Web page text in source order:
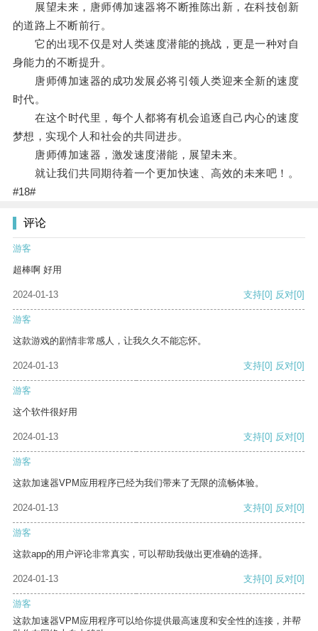
展望未来，唐师傅加速器将不断推陈出新，在科技创新
的道路上不断前行。
它的出现不仅是对人类速度潜能的挑战，更是一种对自
身能力的不断提升。
唐师傅加速器的成功发展必将引领人类迎来全新的速度
时代。
在这个时代里，每个人都将有机会追逐自己内心的速度
梦想，实现个人和社会的共同进步。
唐师傅加速器，激发速度潜能，展望未来。
就让我们共同期待着一个更加快速、高效的未来吧！。
#18#
评论
游客
超棒啊 好用
2024-01-13 支持[0] 反对[0]
游客
这款游戏的剧情非常感人，让我久久不能忘怀。
2024-01-13 支持[0] 反对[0]
游客
这个软件很好用
2024-01-13 支持[0] 反对[0]
游客
这款加速器VPM应用程序已经为我们带来了无限的流畅体验。
2024-01-13 支持[0] 反对[0]
游客
这款app的用户评论非常真实，可以帮助我做出更准确的选择。
2024-01-13 支持[0] 反对[0]
游客
这款加速器VPM应用程序可以给你提供最高速度和安全性的连接，并帮